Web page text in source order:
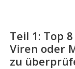
Teil 1: Top
Viren oder
zu